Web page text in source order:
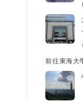
前往東海大